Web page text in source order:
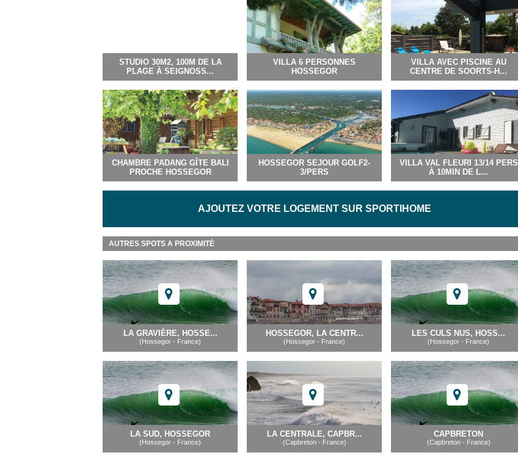
STUDIO 30M2, 100M DE LA
PLAGE À SEIGNOSS...
VILLA 6 PERSONNES
HOSSEGOR
VILLA AVEC PISCINE AU
CENTRE DE SOORTS-H...
CHAMBRE PADANG GÎTE BALI
PROCHE HOSSEGOR
HOSSEGOR SEJOUR GOLF2-
3/PERS
VILLA VAL FLEURI 13/14 PERS
À 10MIN DE L...
AJOUTEZ VOTRE LOGEMENT SUR SPORTIHOME
AUTRES SPOTS A PROXIMITÉ
LA GRAVIÈRE, HOSSE...
(Hossegor - France)
HOSSEGOR, LA CENTR...
(Hossegor - France)
LES CULS NUS, HOSS...
(Hossegor - France)
LA SUD, HOSSEGOR
(Hossegor - France)
LA CENTRALE, CAPBR...
(Capbreton - France)
CAPBRETON
(Capbreton - France)